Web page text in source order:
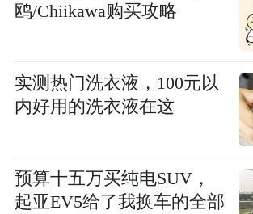
鸥/Chiikawa购买攻略
实测热门洗衣液，100元以
内好用的洗衣液在这
预算十五万买纯电SUV，
起亚EV5给了我换车的全部